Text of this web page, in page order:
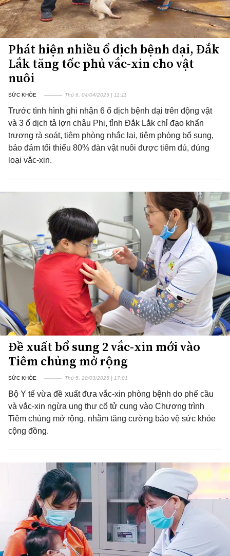
Phát hiện nhiều ổ dịch bệnh dại, Đắk
Lắk tăng tốc phủ vắc-xin cho vật
nuôi
SỨC KHỎE Thứ 6, 04/04/2025 | 11:11
Trước tình hình ghi nhận 6 ổ dịch bệnh dại trên động vật
và 3 ổ dịch tả lợn châu Phi, tỉnh Đắk Lắk chỉ đạo khẩn
trương rà soát, tiêm phòng nhắc lại, tiêm phòng bổ sung,
bảo đảm tối thiểu 80% đàn vật nuôi được tiêm đủ, đúng
loại vắc-xin.
Đề xuất bổ sung 2 vắc-xin mới vào
Tiêm chủng mở rộng
SỨC KHỎE Thứ 5, 20/03/2025 | 17:01
Bộ Y tế vừa đề xuất đưa vắc-xin phòng bệnh do phế cầu
và vắc-xin ngừa ung thư cổ tử cung vào Chương trình
Tiêm chủng mở rộng, nhằm tăng cường bảo vệ sức khỏe
cộng đồng.